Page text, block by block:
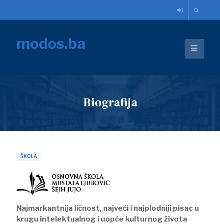
modos.ba
Biografija
ŠKOLA
Najmarkantnija ličnost, najveći i najplodniji pisac u
krugu intelektualnog i uopće kulturnog života